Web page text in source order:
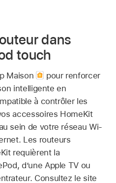
dans
touch
Maison
pour renforcer
intelligente en
à contrôler les
accessoires HomeKit
sein de votre réseau Wi-
Les routeurs
requièrent la
d’une Apple TV ou
Consultez le site